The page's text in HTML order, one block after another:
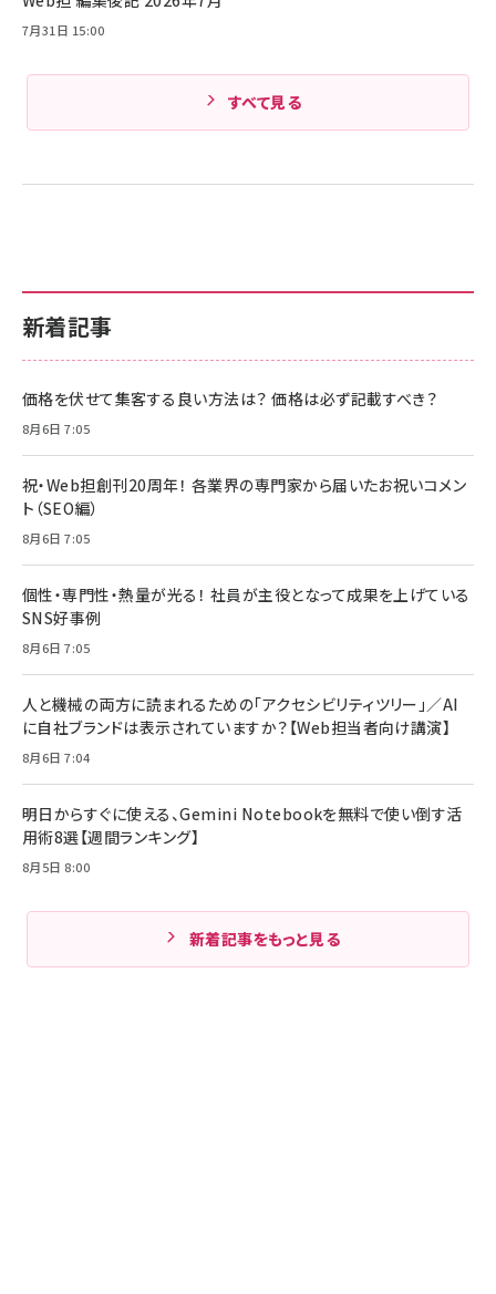
新着記事
価格を伏せて集客する良い方法は？ 価格は必ず記載すべき？
8月6日 7:05
祝・Web担創刊20周年！ 各業界の専門家から届いたお祝いコメン
ト（SEO編）
8月6日 7:05
個性・専門性・熱量が光る！ 社員が主役となって成果を上げている
SNS好事例
8月6日 7:05
人と機械の両方に読まれるための「アクセシビリティツリー」／AI
に自社ブランドは表示されていますか？【Web担当者向け講演】
8月6日 7:04
明日からすぐに使える、Gemini Notebookを無料で使い倒す活
用術8選【週間ランキング】
8月5日 8:00
新着記事をもっと見る
7月31日 15:00
すべて見る